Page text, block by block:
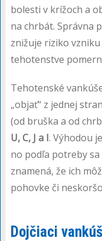
bolesti v krížoch a
na chrbát. Správna
znižuje riziko
tehotenstve
Tehotenské
„objať“ z jednej
(od bruška a od
U, C, J a I. Výhodou
no podľa potreby sa
znamená, že ich
pohovke či
Dojčiaci